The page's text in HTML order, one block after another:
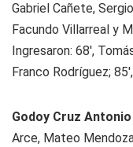
Gabriel Cañete,
Facundo Villarreal y
Ingresaron: 68',
Franco Rodríguez;
Godoy Cruz
Arce, Mateo